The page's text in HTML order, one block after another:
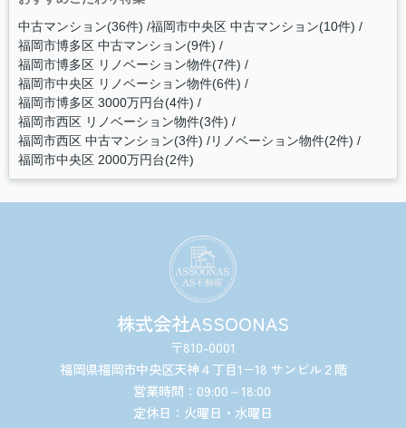
中古マンション(36件) 福岡市中央区 中古マンション(10件)
福岡市博多区 中古マンション(9件)
福岡市博多区 リノベーション物件(7件)
福岡市中央区 リノベーション物件(6件)
福岡市博多区 3000万円台(4件)
福岡市西区 リノベーション物件(3件)
福岡市西区 中古マンション(3件) リノベーション物件(2件)
福岡市中央区 2000万円台(2件)
株式会社ASSOONAS
〒810-0001
福岡県福岡市中央区天神４丁目1−18 サンビル２階
営業時間：09:00～18:00
定休日：火曜日・水曜日